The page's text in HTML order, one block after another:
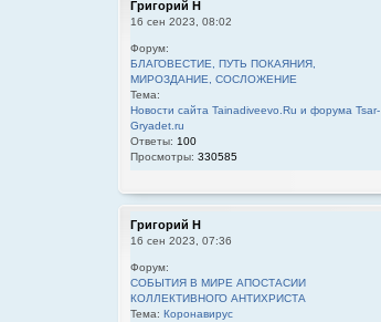
Григорий Н
16 сен 2023, 08:02
Форум:
БЛАГОВЕСТИЕ, ПУТЬ ПОКАЯНИЯ,
МИРОЗДАНИЕ, СОСЛОЖЕНИЕ
Тема:
Новости сайта Tainadiveevo.Ru и форума Tsar-
Gryadet.ru
Ответы: 100
Просмотры: 330585
Григорий Н
16 сен 2023, 07:36
Форум:
СОБЫТИЯ В МИРЕ АПОСТАСИИ
КОЛЛЕКТИВНОГО АНТИХРИСТА
Тема: Коронавирус